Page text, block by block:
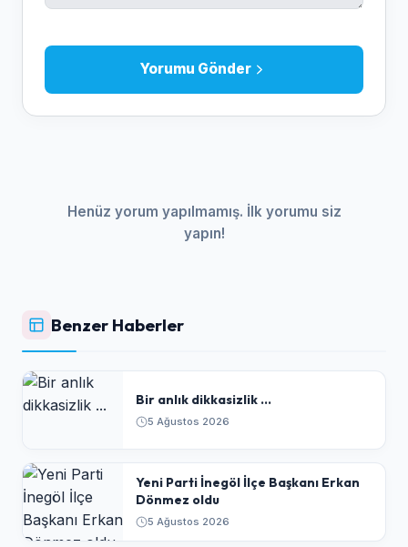
Yorumu Gönder
Henüz yorum yapılmamış. İlk yorumu siz
yapın!
Benzer Haberler
Bir anlık dikkasizlik ...
5 Ağustos 2026
Yeni Parti İnegöl İlçe Başkanı Erkan
Dönmez oldu
5 Ağustos 2026